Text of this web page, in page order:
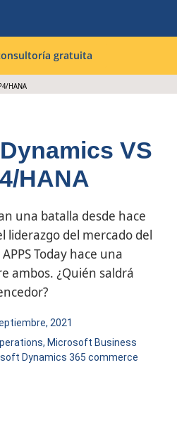
gratuita
HANA
VS
HANA
una batalla desde hace
liderazgo del mercado del
Today hace una
ambos. ¿Quién saldrá
2021
, Microsoft Business
Dynamics 365 commerce